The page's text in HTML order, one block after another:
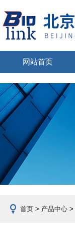
网站首页
首页 > 产品中心 >